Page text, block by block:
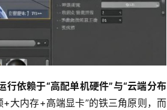
依赖于“高配单机硬件”与“云端分布
大内存+高端显卡”的铁三角原则，而